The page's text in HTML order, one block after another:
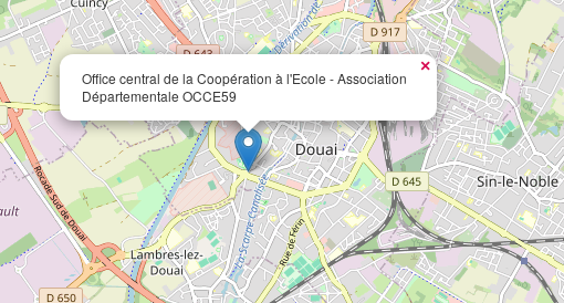
Office central de la Coopération à l'Ecole - Association
Départementale OCCE59
×